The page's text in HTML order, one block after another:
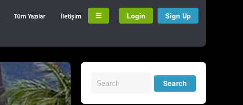
Tüm Yazılar İletişim Login Sign Up